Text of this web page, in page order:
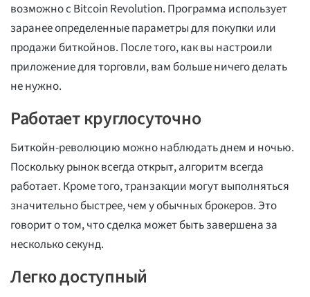
возможно с Bitcoin Revolution. Программа использует
заранее определенные параметры для покупки или
продажи биткойнов. После того, как вы настроили
приложение для торговли, вам больше ничего делать
не нужно.
Работает круглосуточно
Биткойн-революцию можно наблюдать днем и ночью.
Поскольку рынок всегда открыт, алгоритм всегда
работает. Кроме того, транзакции могут выполняться
значительно быстрее, чем у обычных брокеров. Это
говорит о том, что сделка может быть завершена за
несколько секунд.
Легко доступный